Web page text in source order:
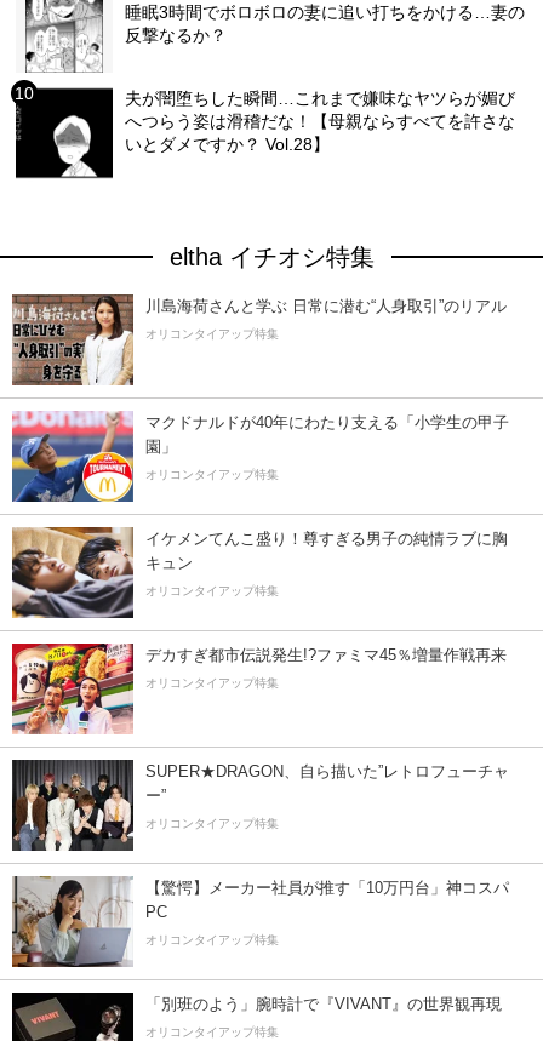
睡眠3時間でボロボロの妻に追い打ちをかける…妻の
反撃なるか？
夫が闇堕ちした瞬間…これまで嫌味なヤツらが媚び
へつらう姿は滑稽だな！【母親ならすべてを許さな
いとダメですか？ Vol.28】
eltha イチオシ特集
川島海荷さんと学ぶ 日常に潜む“人身取引”のリアル
オリコンタイアップ特集
マクドナルドが40年にわたり支える「小学生の甲子
園」
オリコンタイアップ特集
イケメンてんこ盛り！尊すぎる男子の純情ラブに胸
キュン
オリコンタイアップ特集
デカすぎ都市伝説発生!?ファミマ45％増量作戦再来
オリコンタイアップ特集
SUPER★DRAGON、自ら描いた”レトロフューチャ
ー”
オリコンタイアップ特集
【驚愕】メーカー社員が推す「10万円台」神コスパ
PC
オリコンタイアップ特集
「別班のよう」腕時計で『VIVANT』の世界観再現
オリコンタイアップ特集